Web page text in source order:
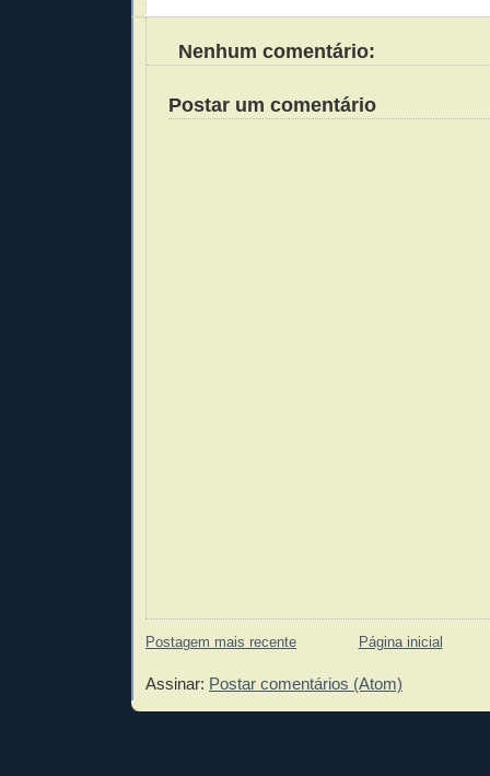
Nenhum comentário:
Postar um comentário
Postagem mais recente Página inicial
Assinar: Postar comentários (Atom)